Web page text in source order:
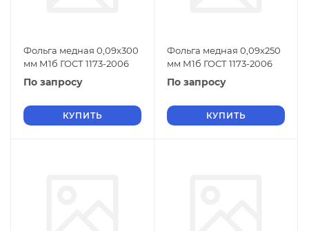
Фольга медная 0,09х300
мм М1б ГОСТ 1173-2006
По запросу
КУПИТЬ
Фольга медная 0,09х250
мм М1б ГОСТ 1173-2006
По запросу
КУПИТЬ